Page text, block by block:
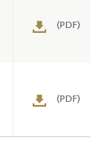
(PDF)
(PDF)